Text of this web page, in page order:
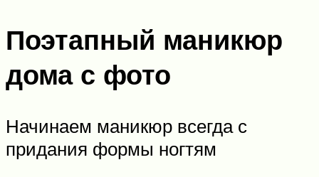
Поэтапный маникюр
дома с фото
Начинаем маникюр всегда с
придания формы ногтям